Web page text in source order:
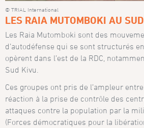
© TRIAL International
LES RAIA MUTOMBOKI AU
Les Raia Mutomboki sont des
d’autodéfense qui se sont structurés
opèrent dans l’est de la RDC,
Sud Kivu.
Ces groupes ont pris de l’ampleur
réaction à la prise de contrôle des
attaques contre la population par la
(Forces démocratiques pour la